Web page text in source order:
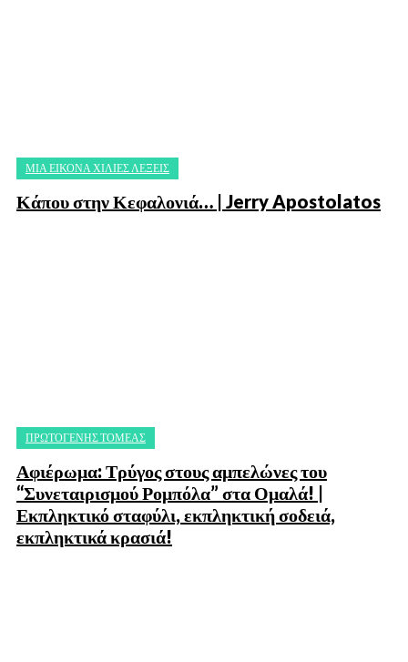
ΜΙΑ ΕΙΚΟΝΑ ΧΙΛΙΕΣ ΛΕΞΕΙΣ
Κάπου στην Κεφαλονιά… | Jerry Apostolatos
ΠΡΩΤΟΓΕΝΗΣ ΤΟΜΕΑΣ
Αφιέρωμα: Τρύγος στους αμπελώνες του
“Συνεταιρισμού Ρομπόλα” στα Ομαλά! |
Εκπληκτικό σταφύλι, εκπληκτική σοδειά,
εκπληκτικά κρασιά!